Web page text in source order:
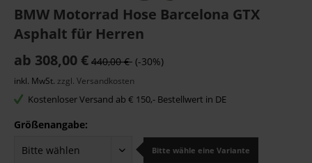
BMW Motorrad Hose Barcelona GTX
Asphalt für Herren
ab 308,00 € 440,00 € (-30%)
inkl. MwSt. zzgl. Versandkosten
Kostenloser Versand ab € 150,- Bestellwert in DE
Größenangabe:
Bitte wähle eine Variante